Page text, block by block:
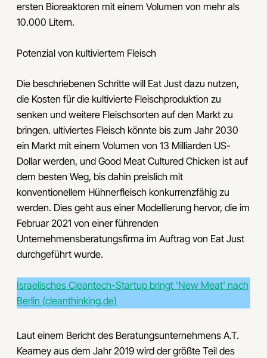
ersten Bioreaktoren mit einem Volumen von mehr als
10.000 Litern.
Potenzial von kultiviertem Fleisch
Die beschriebenen Schritte will Eat Just dazu nutzen,
die Kosten für die kultivierte Fleischproduktion zu
senken und weitere Fleischsorten auf den Markt zu
bringen. ultiviertes Fleisch könnte bis zum Jahr 2030
ein Markt mit einem Volumen von 13 Milliarden US-
Dollar werden, und Good Meat Cultured Chicken ist auf
dem besten Weg, bis dahin preislich mit
konventionellem Hühnerfleisch konkurrenzfähig zu
werden. Dies geht aus einer Modellierung hervor, die im
Februar 2021 von einer führenden
Unternehmensberatungsfirma im Auftrag von Eat Just
durchgeführt wurde.
Israelisches Cleantech-Startup bringt 'New Meat' nach
Berlin (cleanthinking.de)
Laut einem Bericht des Beratungsunternehmens A.T.
Kearney aus dem Jahr 2019 wird der größte Teil des